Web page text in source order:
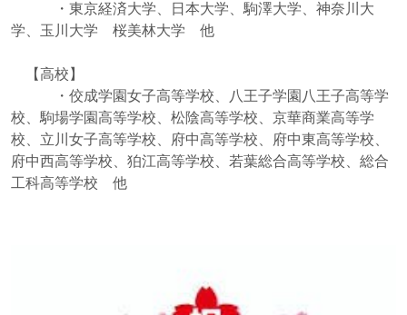
・東京経済大学、日本大学、駒澤大学、神奈川大
学、玉川大学 桜美林大学 他
【高校】
・佼成学園女子高等学校、八王子学園八王子高等学
校、駒場学園高等学校、松陰高等学校、京華商業高等学
校、立川女子高等学校、府中高等学校、府中東高等学校、
府中西高等学校、狛江高等学校、若葉総合高等学校、総合
工科高等学校 他